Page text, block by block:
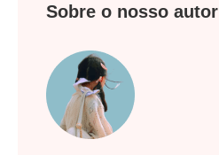
Sobre o nosso autor